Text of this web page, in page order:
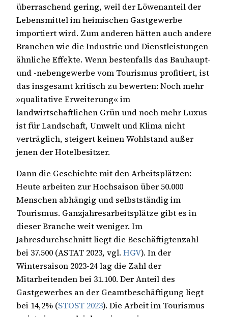
überraschend gering, weil der Löwenanteil der
Lebensmittel im heimischen Gastgewerbe
importiert wird. Zum anderen hätten auch andere
Branchen wie die Industrie und Dienstleistungen
ähnliche Effekte. Wenn bestenfalls das Bauhaupt-
und -nebengewerbe vom Tourismus profitiert, ist
das insgesamt kritisch zu bewerten: Noch mehr
»qualitative Erweiterung« im
landwirtschaftlichen Grün und noch mehr Luxus
ist für Landschaft, Umwelt und Klima nicht
verträglich, steigert keinen Wohlstand außer
jenen der Hotelbesitzer.
Dann die Geschichte mit den Arbeitsplätzen:
Heute arbeiten zur Hochsaison über 50.000
Menschen abhängig und selbstständig im
Tourismus. Ganzjahresarbeitsplätze gibt es in
dieser Branche weit weniger. Im
Jahresdurchschnitt liegt die Beschäftigtenzahl
bei 37.500 (ASTAT 2023, vgl. HGV). In der
Wintersaison 2023-24 lag die Zahl der
Mitarbeitenden bei 31.100. Der Anteil des
Gastgewerbes an der Geamtbeschäftigung liegt
bei 14,2% (STOST 2023). Die Arbeit im Tourismus